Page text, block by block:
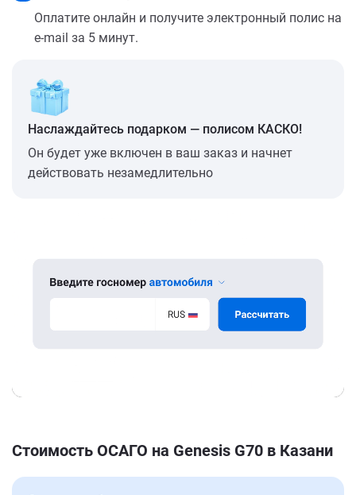
Оплатите онлайн и получите электронный полис на
e-mail за 5 минут.
Наслаждайтесь подарком — полисом КАСКО!
Он будет уже включен в ваш заказ и начнет
действовать незамедлительно
Стоимость ОСАГО на Genesis G70 в Казани